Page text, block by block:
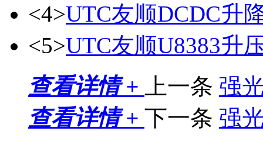
<4>UTC友顺DCDC升
<5>UTC友顺U8383升
查看详情 +
上一条 强
查看详情 + 下一条 强